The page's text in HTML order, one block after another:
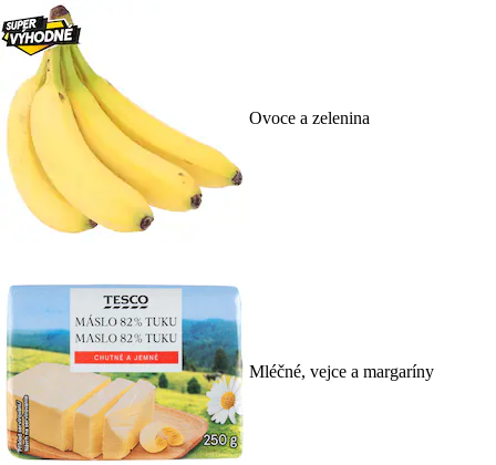
Ovoce a zelenina
Mléčné, vejce a margaríny